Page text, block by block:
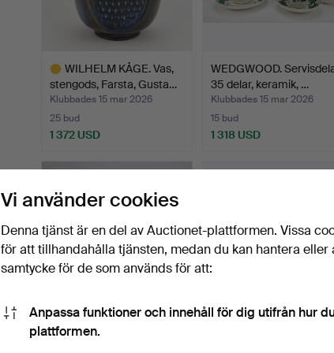
WILHELM KÅGE. Vas,
stengods, Farsta, Gusta…
Klubbades 15 mar 2026
25 bud
1 372 USD
föremål
WEDGWOOD.
35 delar, keramik, …
Klubbades 15 mar 2026
15 bud
1 318 USD
HANS J WEGNER. Fåtölj,
Vi använder cookies
Denna tjänst är en del av Auctionet-plattformen. Vissa
för att tillhandahålla tjänsten, medan du kan hantera eller
samtycke för de som används för att:
Anpassa funktioner och innehåll för dig utifrån hur
plattformen.